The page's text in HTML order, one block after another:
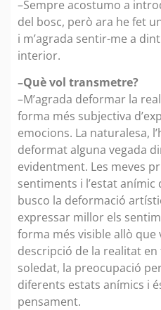
–Sempre acostumo a
del bosc, però ara he fet
i m’agrada sentir-me a
interior.
–Què vol transmetre?
–M’agrada deformar la
forma més subjectiva
emocions. La naturalesa,
deformat alguna vegada
evidentment. Les meves
sentiments i l’estat anímic
busco la deformació
expressar millor els
forma més visible allò que
descripció de la realitat
soledat, la preocupació
diferents estats anímics i
pensament.